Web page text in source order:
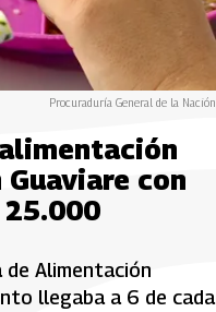
Procuraduría General de la Nación
con
Alimentación
llegaba a 6 de cada